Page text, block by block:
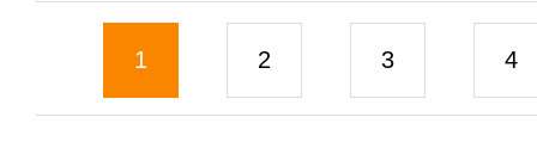
語言 En
1 2 3 4